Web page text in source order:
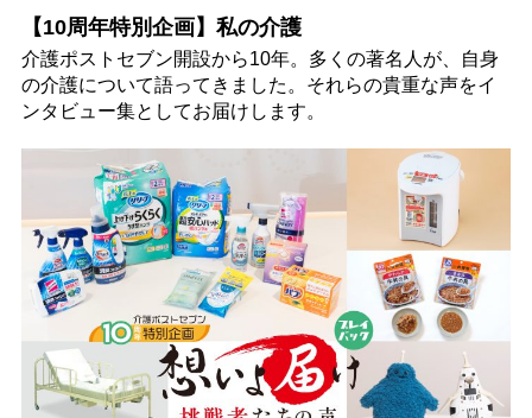
【10周年特別企画】私の介護
介護ポストセブン開設から10年。多くの著名人が、自身
の介護について語ってきました。それらの貴重な声をイ
ンタビュー集としてお届けします。